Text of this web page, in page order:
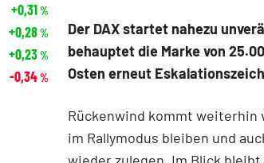
Der DAX startet nahezu
behauptet die Marke von
Osten erneut
Rückenwind kommt weiterhin
im Rallymodus bleiben und
wieder zulegen. Im Blick
+0,31%
+0,28%
+0,23%
-0,34%